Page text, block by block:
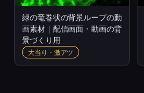
緑の竜巻状の背景ループの動
画素材｜配信画面・動画の背
景づくり用
大当り・激アツ